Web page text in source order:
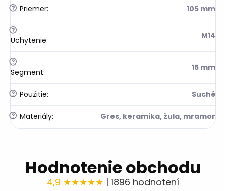
? Priemer: 105 mm
?
Uchytenie: M14
?
Segment: 15 mm
? Použitie: Suché
? Materiály: Gres, keramika, žula, mramor
Hodnotenie obchodu
4,9 ★★★★★ | 1896 hodnotení